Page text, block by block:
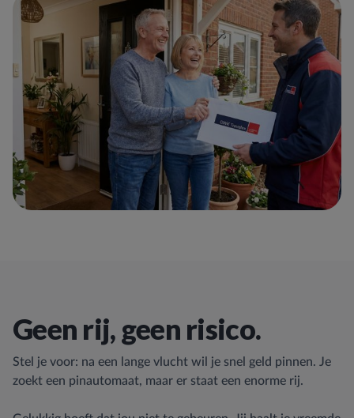
Geen rij, geen risico.
Stel je voor: na een lange vlucht wil je snel geld pinnen. Je
zoekt een pinautomaat, maar er staat een enorme rij.